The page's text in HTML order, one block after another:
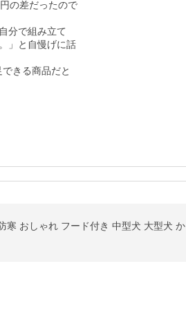
の差だったので
分で組み立て
」と自慢げに話
きる商品だと
おしゃれ フード付き 中型犬 大型犬